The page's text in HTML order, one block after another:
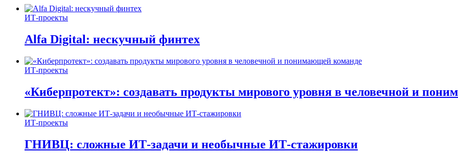
ИТ-проекты
Alfa Digital: нескучный финтех
ИТ-проекты
«Киберпротект»: создавать продукты мирового уровня в человечной и
ИТ-проекты
ГНИВЦ: сложные ИТ‑задачи и необычные ИТ‑стажировки